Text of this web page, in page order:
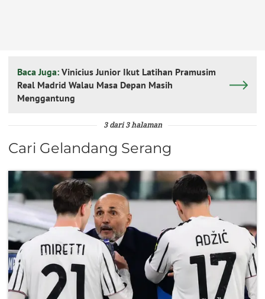
Baca Juga: Vinicius Junior Ikut Latihan Pramusim
Real Madrid Walau Masa Depan Masih
Menggantung
3 dari 3 halaman
Cari Gelandang Serang